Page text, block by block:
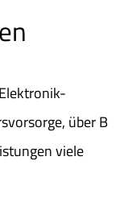
über B
viele